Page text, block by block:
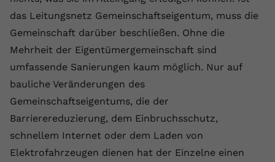
das Leitungsnetz Gemeinschaftseigentum, muss die
Gemeinschaft darüber beschließen. Ohne die
Mehrheit der Eigentümergemeinschaft sind
umfassende Sanierungen kaum möglich. Nur auf
bauliche Veränderungen des
Gemeinschaftseigentums, die der
Barrierereduzierung, dem Einbruchsschutz,
schnellem Internet oder dem Laden von
Elektrofahrzeugen dienen hat der Einzelne einen